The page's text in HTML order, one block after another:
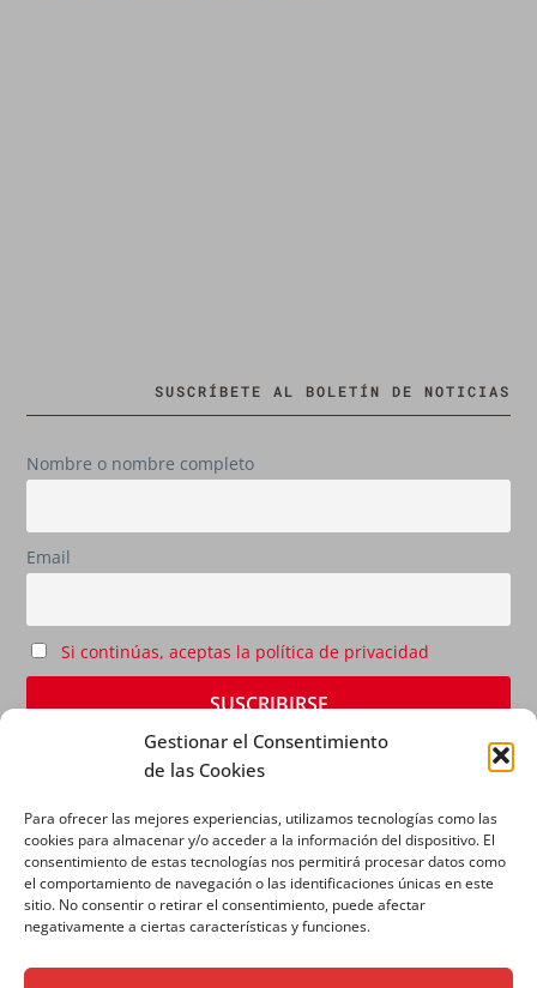
Gestionar el Consentimiento
de las Cookies
Para ofrecer las mejores experiencias, utilizamos tecnologías como las
cookies para almacenar y/o acceder a la información del dispositivo. El
consentimiento de estas tecnologías nos permitirá procesar datos como
el comportamiento de navegación o las identificaciones únicas en este
sitio. No consentir o retirar el consentimiento, puede afectar
negativamente a ciertas características y funciones.
SUSCRÍBETE AL BOLETÍN DE NOTICIAS
Nombre o nombre completo
Email
Si continúas, aceptas la política de privacidad
AVISO LEGAL|POLÍTICA DE PRIVACIDAD|